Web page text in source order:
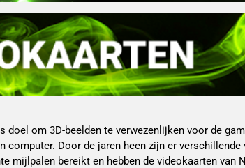
om 3D-beelden te verwezenlijken voor de
Door de jaren heen zijn er
mijlpalen bereikt en hebben de videokaarten van